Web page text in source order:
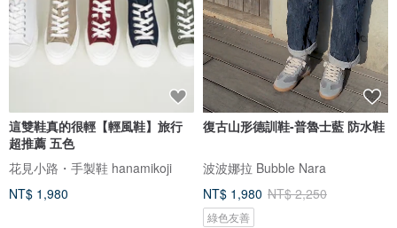
這雙鞋真的很輕【輕風鞋】旅行
超推薦 五色
花見小路・手製鞋 hanamikoji
NT$ 1,980
復古山形德訓鞋-普魯士藍 防水鞋
波波娜拉 Bubble Nara
NT$ 1,980 NT$ 2,250
綠色友善